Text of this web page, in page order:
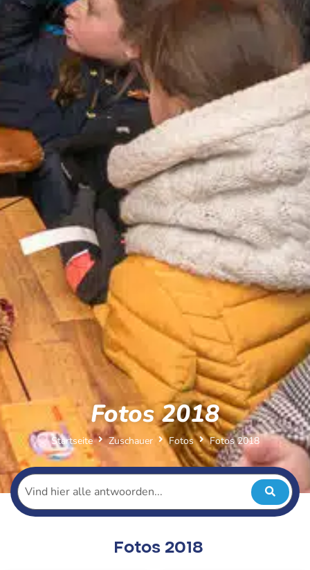
Fotos 2018
Startseite Zuschauer Fotos Fotos 2018
Fotos 2018